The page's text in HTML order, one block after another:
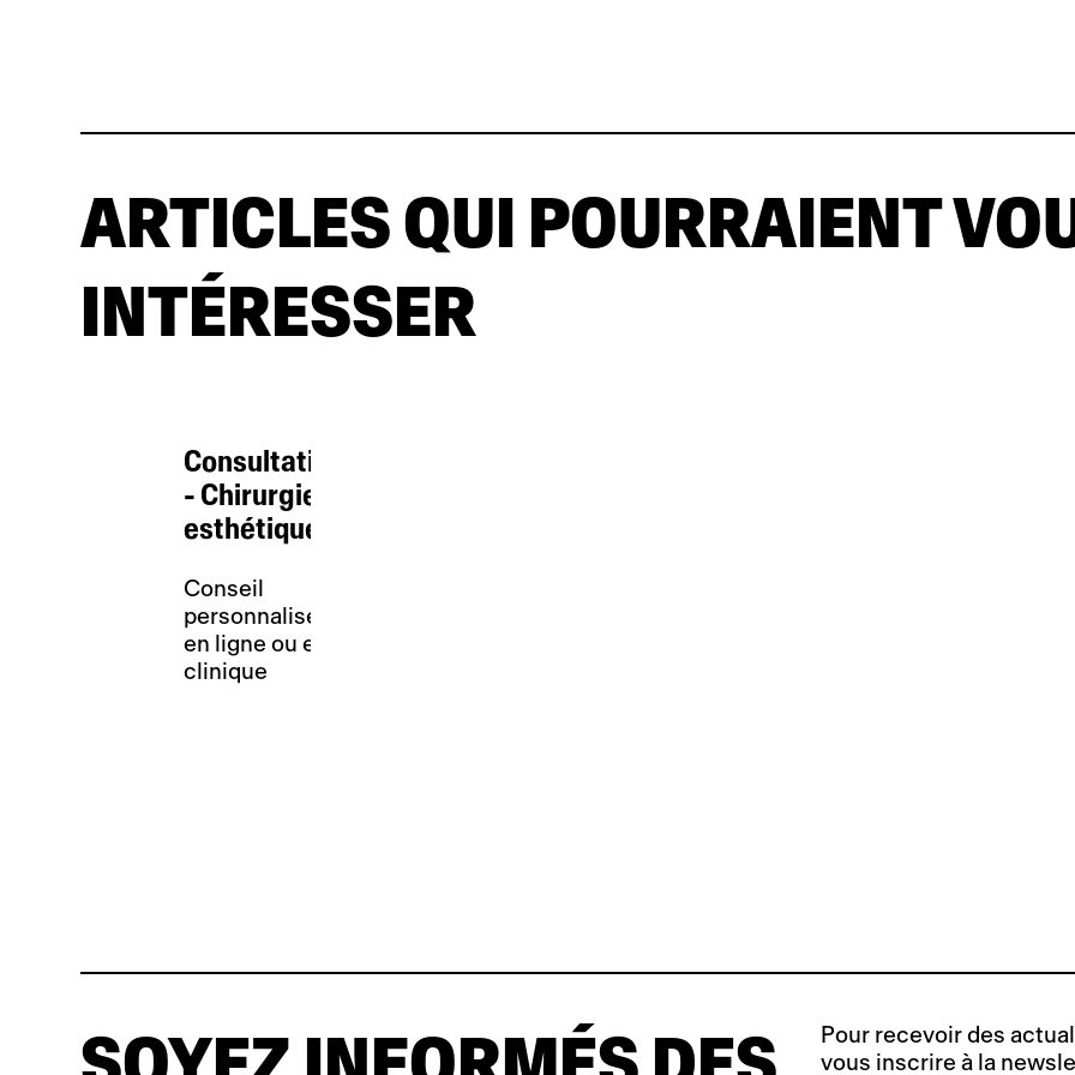
ARTICLES QUI POURRAIENT
INTÉRESSER
Consultation
- Chirurgie
esthétique
Conseil
personnalisé
en ligne ou en
clinique
Pour recevoir des
vous inscrire à la